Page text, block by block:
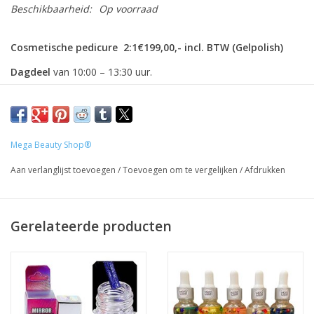
Beschikbaarheid:
Op voorraad
Cosmetische pedicure 2:1€199,00,- incl. BTW (Gelpolish)
Dagdeel van 10:00 – 13:30 uur.
THEORIE
FREES(LET OP:NIET MEDISCH)
GELPOLISH APPLICATIE
Inclusief:
CERTIFICAAT
PERSOONLIJKE KORTING
Goed om te weten:
Mega Beauty Shop®
Aan verlanglijst toevoegen /Toevoegen om te vergelijken /Afdrukken
Gerelateerde producten